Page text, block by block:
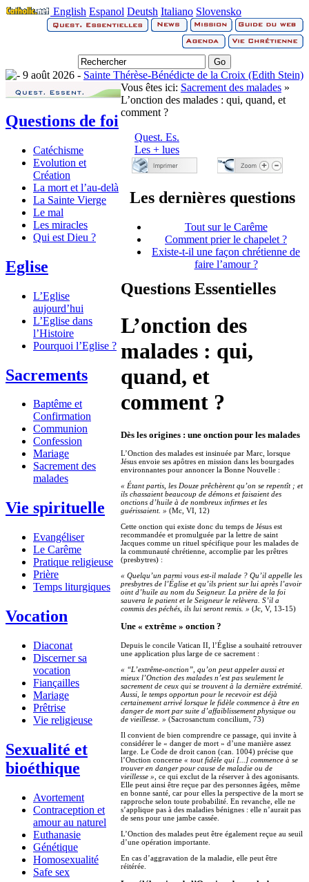
English Espanol Deutsh Italiano Slovensko
9 août 2026 - Sainte Thérèse-Bénédicte de la Croix (Edith Stein)
Questions de foi
Catéchisme
Evolution et
Création
La mort et l’au-delà
La Sainte Vierge
Le mal
Les miracles
Qui est Dieu ?
Eglise
L’Eglise
aujourd’hui
L’Eglise dans
l’Histoire
Pourquoi l’Eglise ?
Sacrements
Baptême et
Confirmation
Communion
Confession
Mariage
Sacrement des
malades
Vie spirituelle
Evangéliser
Le Carême
Pratique religieuse
Prière
Temps liturgiques
Vocation
Diaconat
Discerner sa
vocation
Fiançailles
Mariage
Prêtrise
Vie religieuse
Sexualité et
bioéthique
Avortement
Contraception et
amour au naturel
Euthanasie
Génétique
Homosexualité
Safe sex
Vous êtes ici: Sacrement des malades »
L’onction des malades : qui, quand, et
comment ?
Quest. Es.
Les + lues
Les dernières questions
Tout sur le Carême
Comment prier le chapelet ?
Existe-t-il une façon chrétienne de
faire l’amour ?
Questions Essentielles
L’onction des
malades : qui,
quand, et
comment ?
Dès les origines : une onction pour les malades
L’Onction des malades est insinuée par Marc, lorsque
Jésus envoie ses apôtres en mission dans les bourgades
environnantes pour annoncer la Bonne Nouvelle :
« Étant partis, les Douze prêchèrent qu’on se repentît ; et
ils chassaient beaucoup de démons et faisaient des
onctions d’huile à de nombreux infirmes et les
guérissaient. » (Mc, VI, 12)
Cette onction qui existe donc du temps de Jésus est
recommandée et promulguée par la lettre de saint
Jacques comme un rituel spécifique pour les malades de
la communauté chrétienne, accomplie par les prêtres
(presbytres) :
« Quelqu’un parmi vous est-il malade ? Qu’il appelle les
presbytres de l’Église et qu’ils prient sur lui après l’avoir
oint d’huile au nom du Seigneur. La prière de la foi
sauvera le patient et le Seigneur le relèvera. S’il a
commis des péchés, ils lui seront remis. » (Jc, V, 13-15)
Une « extrême » onction ?
Depuis le concile Vatican II, l’Église a souhaité retrouver
une application plus large de ce sacrement :
« “L’extrême-onction”, qu’on peut appeler aussi et
mieux l’Onction des malades n’est pas seulement le
sacrement de ceux qui se trouvent à la dernière extrémité.
Aussi, le temps opportun pour le recevoir est déjà
certainement arrivé lorsque le fidèle commence à être en
danger de mort par suite d’affaiblissement physique ou
de vieillesse. » (Sacrosanctum concilium, 73)
Il convient de bien comprendre ce passage, qui invite à
considérer le « danger de mort » d’une manière assez
large. Le Code de droit canon (can. 1004) précise que
l’Onction concerne « tout fidèle qui [...] commence à se
trouver en danger pour cause de maladie ou de
vieillesse » , ce qui exclut de la réserver à des agonisants.
Elle peut ainsi être reçue par des personnes âgées, même
en bonne santé, car pour elles la perspective de la mort se
rapproche selon toute probabilité. En revanche, elle ne
s’applique pas à des maladies bénignes : elle n’aurait pas
de sens pour une jambe cassée.
L’Onction des malades peut être également reçue au seuil
d’une opération importante.
En cas d’aggravation de la maladie, elle peut être
réitérée.